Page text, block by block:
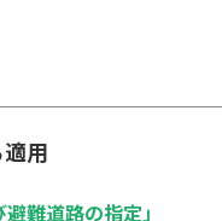
用
難道路の指定」